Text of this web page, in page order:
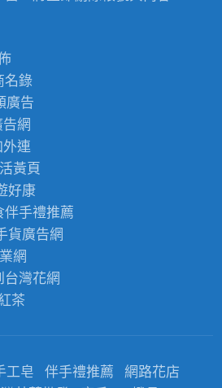
名錄
廣告
網
連
黃頁
好康
伴手禮推薦
貨廣告網
網
台灣花網
茶
工皂 伴手禮推薦
網路花店